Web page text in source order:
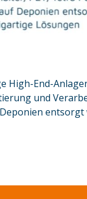
High-End-
und
entsorgt